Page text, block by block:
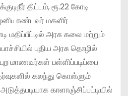
திட்டம், ரூ.22 கோடி
மகளிர்
மதிப்பீட்டில் அரசு கலை மற்றும்
புதிய அரசு தொழில்
மாணவர்கள் பள்ளிப்படிப்பை
கலந்து கொள்ளும்
காளாஞ்சிப்பட்டியில்